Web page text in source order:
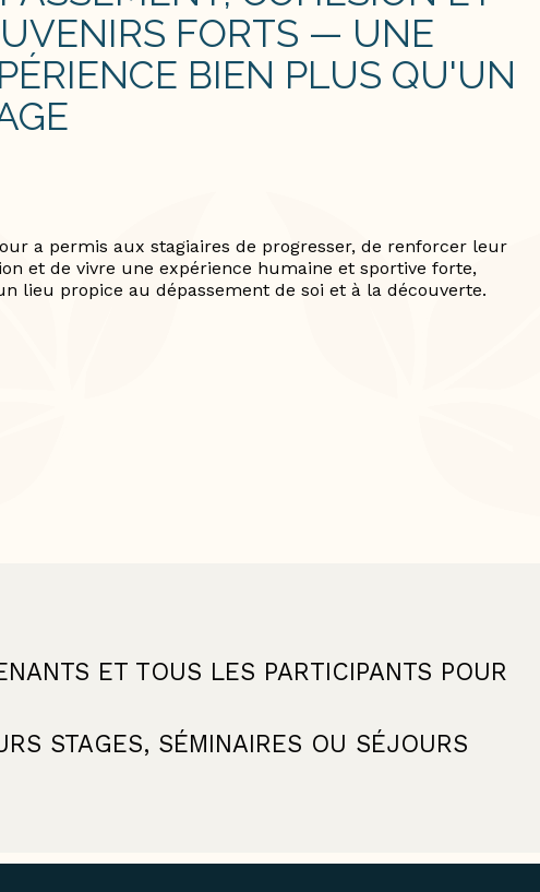
FORTS — UNE
BIEN PLUS QU'UN
a permis aux stagiaires de progresser, de renforcer leur
et de vivre une expérience humaine et sportive forte,
lieu propice au dépassement de soi et à la découverte.
ET TOUS LES PARTICIPANTS POUR
STAGES, SÉMINAIRES OU SÉJOURS